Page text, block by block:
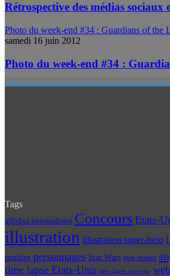
Rétrospective des médias sociaux
Photo du week-end #34 : Guardians of the
samedi 16 juin 2012
Photo du week-end #34 :
Tags
affiches minimalistes Concours Etats-
illustration illustration super-héro
motion personnages Star Wars stop motion
time lapse Etats-Unis time lapse norvege web